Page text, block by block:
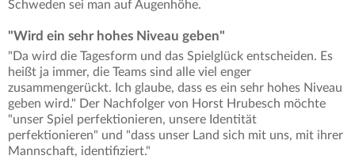
Schweden sei man auf Augenhöhe.
"Wird ein sehr hohes Niveau geben"
"Da wird die Tagesform und das Spielglück entscheiden. Es
heißt ja immer, die Teams sind alle viel enger
zusammengerückt. Ich glaube, dass es ein sehr hohes Niveau
geben wird." Der Nachfolger von Horst Hrubesch möchte
"unser Spiel perfektionieren, unsere Identität
perfektionieren" und "dass unser Land sich mit uns, mit ihrer
Mannschaft, identifiziert."